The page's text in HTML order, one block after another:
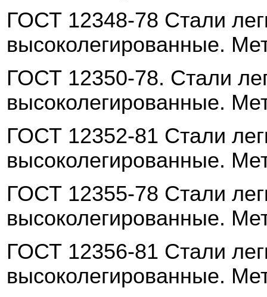
ГОСТ 12348-78 Стали
высоколегированные.
ГОСТ 12350-78. Стали
высоколегированные.
ГОСТ 12352-81 Стали
высоколегированные.
ГОСТ 12355-78 Стали
высоколегированные.
ГОСТ 12356-81 Стали
высоколегированные.